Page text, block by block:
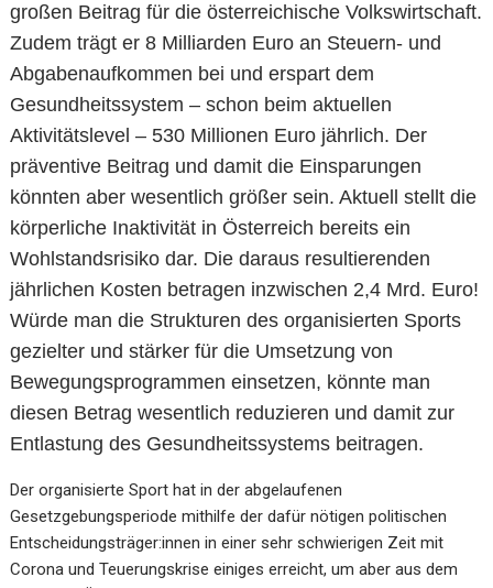
großen Beitrag für die österreichische Volkswirtschaft.
Zudem trägt er 8 Milliarden Euro an Steuern- und
Abgabenaufkommen bei und erspart dem
Gesundheitssystem – schon beim aktuellen
Aktivitätslevel – 530 Millionen Euro jährlich. Der
präventive Beitrag und damit die Einsparungen
könnten aber wesentlich größer sein. Aktuell stellt die
körperliche Inaktivität in Österreich bereits ein
Wohlstandsrisiko dar. Die daraus resultierenden
jährlichen Kosten betragen inzwischen 2,4 Mrd. Euro!
Würde man die Strukturen des organisierten Sports
gezielter und stärker für die Umsetzung von
Bewegungsprogrammen einsetzen, könnte man
diesen Betrag wesentlich reduzieren und damit zur
Entlastung des Gesundheitssystems beitragen.
Der organisierte Sport hat in der abgelaufenen
Gesetzgebungsperiode mithilfe der dafür nötigen politischen
Entscheidungsträger:innen in einer sehr schwierigen Zeit mit
Corona und Teuerungskrise einiges erreicht, um aber aus dem